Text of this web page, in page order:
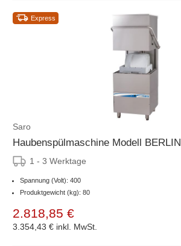
Express
Saro
Haubenspülmaschine Modell BERLIN
1 - 3 Werktage
Spannung (Volt): 400
Produktgewicht (kg): 80
2.818,85 €
3.354,43 € inkl. MwSt.